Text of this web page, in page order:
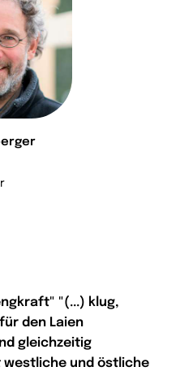
"(...) klug,
den Laien
gleichzeitig
westliche und östliche